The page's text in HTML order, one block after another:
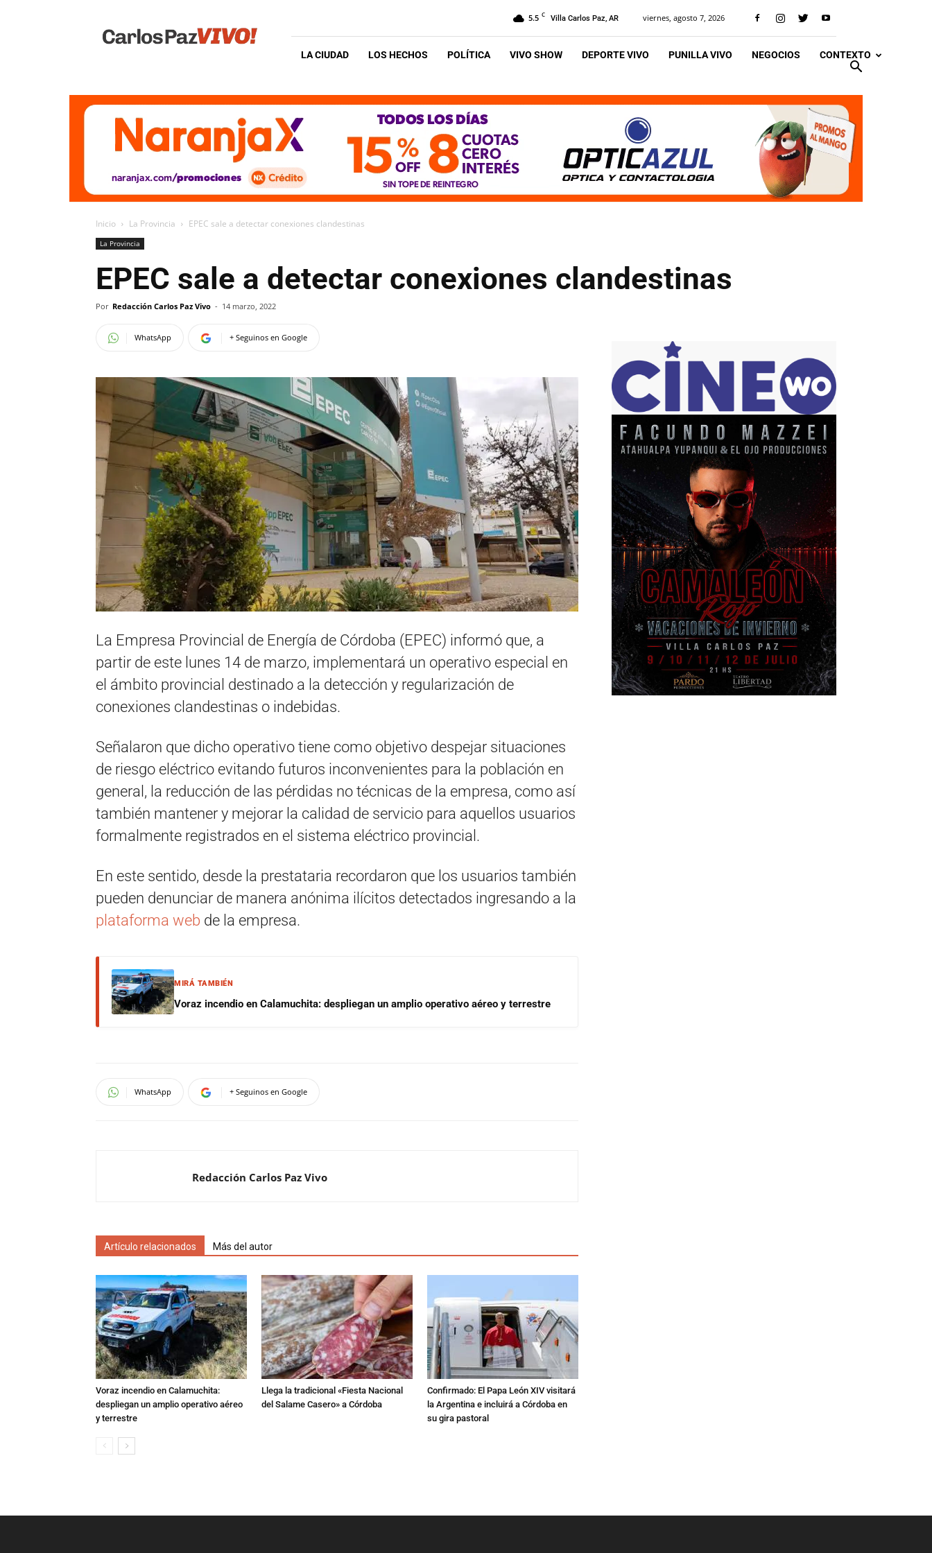
Vivo
5.5 C Villa Carlos Paz, AR viernes, agosto 7, 2026
LA CIUDAD LOS HECHOS POLÍTICA VIVO SHOW DEPORTE VIVO PUNILLA VIVO NEGOCIOS CONTEXTO
Inicio La Provincia EPEC sale a detectar conexiones clandestinas
La Provincia
EPEC sale a detectar conexiones clandestinas
Por Redacción Carlos Paz Vivo - 14 marzo, 2022
WhatsApp + Seguinos en Google
La Empresa Provincial de Energía de Córdoba (EPEC) informó que, a
partir de este lunes 14 de marzo, implementará un operativo especial en
el ámbito provincial destinado a la detección y regularización de
conexiones clandestinas o indebidas.
Señalaron que dicho operativo tiene como objetivo despejar situaciones
de riesgo eléctrico evitando futuros inconvenientes para la población en
general, la reducción de las pérdidas no técnicas de la empresa, como así
también mantener y mejorar la calidad de servicio para aquellos usuarios
formalmente registrados en el sistema eléctrico provincial.
En este sentido, desde la prestataria recordaron que los usuarios también
pueden denunciar de manera anónima ilícitos detectados ingresando a la
plataforma web de la empresa.
MIRÁ TAMBIÉN
Voraz incendio en Calamuchita: despliegan un amplio operativo aéreo y terrestre
WhatsApp + Seguinos en Google
Redacción Carlos Paz Vivo
Artículo relacionados Más del autor
Voraz incendio en Calamuchita:
despliegan un amplio operativo aéreo
y terrestre
Llega la tradicional «Fiesta Nacional
del Salame Casero» a Córdoba
Confirmado: El Papa León XIV visitará
la Argentina e incluirá a Córdoba en
su gira pastoral